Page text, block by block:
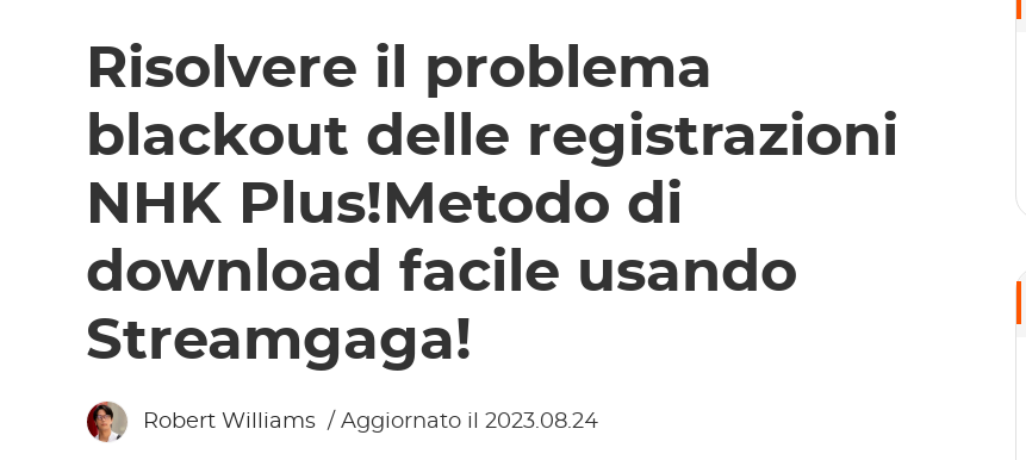
Risolvere il problema
blackout delle registrazioni
NHK Plus!Metodo di
download facile usando
Streamgaga!
Robert Williams / Aggiornato il 2023.08.24